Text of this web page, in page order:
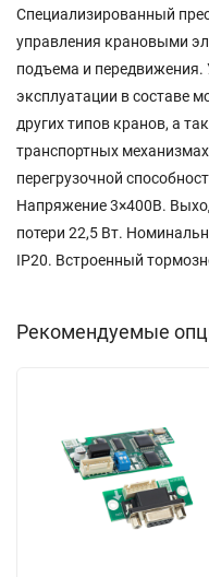
Специализированный
управления крановыми
подъема и передвижения.
эксплуатации в составе
других типов кранов, а
транспортных
перегрузочной
Напряжение 3×400В.
потери 22,5 Вт.
IP20. Встроенный
Рекомендуемые